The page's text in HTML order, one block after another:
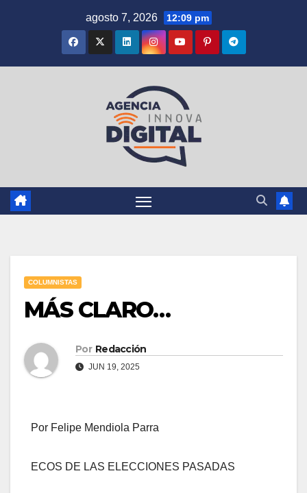
agosto 7, 2026 12:09 pm
COLUMNISTAS
MÁS CLARO…
Por Redacción
JUN 19, 2025
Por Felipe Mendiola Parra
ECOS DE LAS ELECCIONES PASADAS